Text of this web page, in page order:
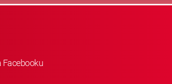
Facebooku